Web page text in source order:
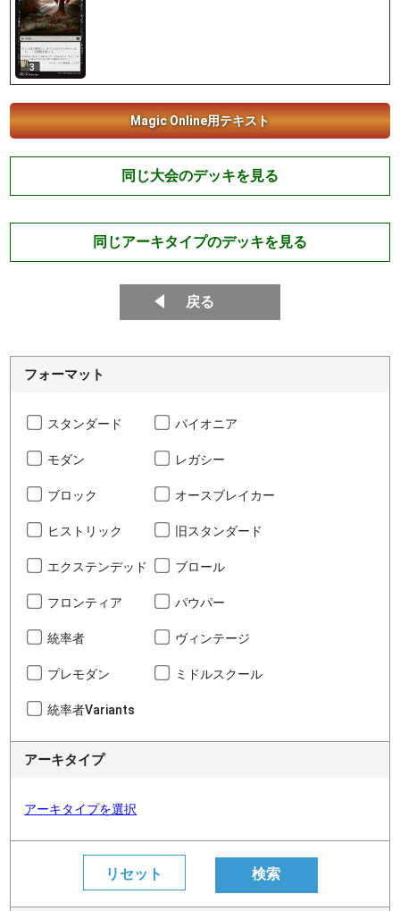
3
Magic Online用テキスト
同じ大会のデッキを見る
同じアーキタイプのデッキを見る
戻る
フォーマット
スタンダード パイオニア
モダン レガシー
ブロック オースブレイカー
ヒストリック 旧スタンダード
エクステンデッド ブロール
フロンティア パウパー
統率者 ヴィンテージ
プレモダン ミドルスクール
統率者Variants
アーキタイプ
アーキタイプを選択